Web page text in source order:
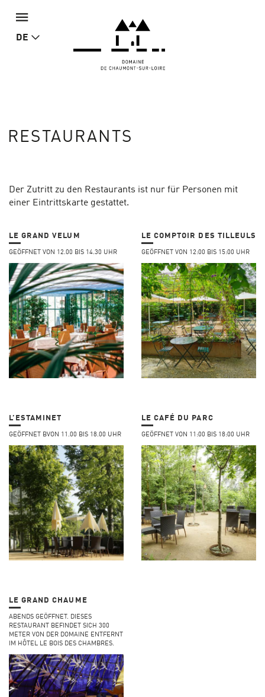
DE
RESTAURANTS
Der Zutritt zu den Restaurants ist nur für Personen mit
einer Eintrittskarte gestattet.
LE GRAND VELUM
GEÖFFNET VON 12.00 BIS 14.30 UHR
LE COMPTOIR DES TILLEULS
GEÖFFNET VON 12:00 BIS 15:00 UHR
L’ESTAMINET
GEÖFFNET BVON 11.00 BIS 18.00 UHR
LE CAFÉ DU PARC
GEÖFFNET VON 11:00 BIS 18:00 UHR
LE GRAND CHAUME
ABENDS GEÖFFNET. DIESES
RESTAURANT BEFINDET SICH 300
METER VON DER DOMAINE ENTFERNT
IM HÔTEL LE BOIS DES CHAMBRES.